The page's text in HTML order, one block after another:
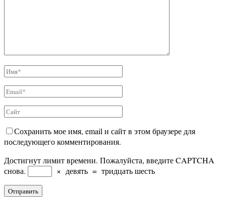
Сохранить мое имя, email и сайт в этом браузере для
последующего комментирования.
Достигнут лимит времени. Пожалуйста, введите CAPTCHA
снова.
× девять = тридцать шесть